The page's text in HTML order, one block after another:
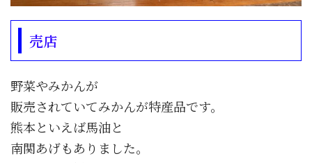
売店
野菜やみかんが
販売されていてみかんが特産品です。
熊本といえば馬油と
南関あげもありました。